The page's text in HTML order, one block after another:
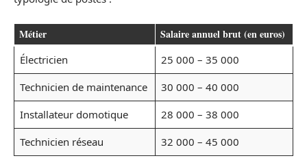
Métier Salaire annuel brut (en euros)
Électricien
25 000 – 35 000
Technicien de maintenance
30 000 – 40 000
Installateur domotique
28 000 – 38 000
Technicien réseau
32 000 – 45 000